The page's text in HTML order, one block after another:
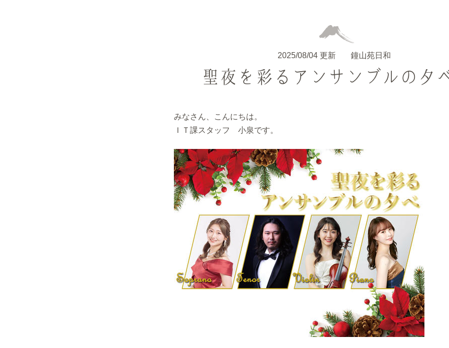
2025/08/04 更新 鐘山苑日和
聖夜を彩るアンサンブルの夕
みなさん、こんにちは。
ＩＴ課スタッフ 小泉です。